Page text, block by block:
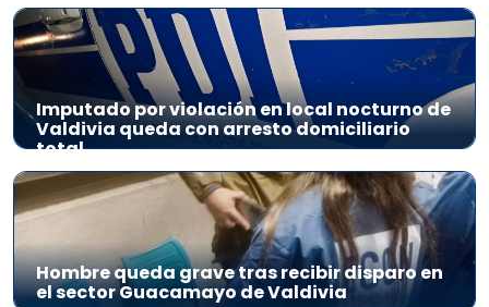
Imputado por violación en local nocturno de
Valdivia queda con arresto domiciliario
total
Hombre queda grave tras recibir disparo en
el sector Guacamayo de Valdivia